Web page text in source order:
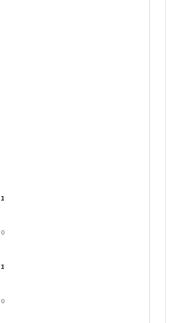
1
0
1
0